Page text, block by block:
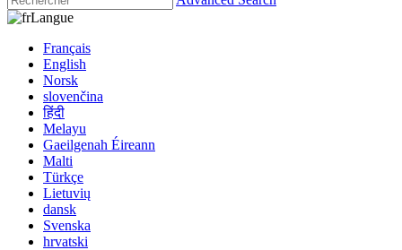
Langue
Français
English
Norsk
slovenčina
हिंदी
Melayu
Gaeilgenah Éireann
Malti
Türkçe
Lietuvių
dansk
Svenska
hrvatski